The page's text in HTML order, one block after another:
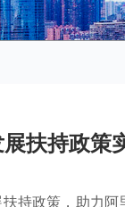
扶持政策
持政策，助力